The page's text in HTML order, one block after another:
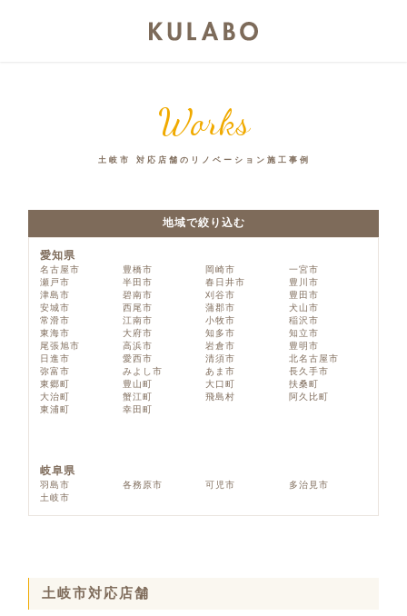
Works
土岐市 対応店舗のリノベーション施工事例
地域で絞り込む
愛知県
名古屋市 豊橋市 岡崎市
一宮市
瀬戸市
半田市 春日井市
豊川市
津島市
碧南市 刈谷市
豊田市
安城市
西尾市 蒲郡市
犬山市
常滑市
江南市 小牧市
稲沢市
東海市
大府市 知多市
知立市
尾張旭市
高浜市 岩倉市
豊明市
日進市
愛西市 清須市
北名古屋市
弥富市
みよし市 あま市
長久手市
東郷町
豊山町 大口町
扶桑町
大治町
蟹江町 飛島村
阿久比町
東浦町
幸田町
岐阜県
羽島市 各務原市 可児市
多治見市
土岐市
土岐市対応店舗